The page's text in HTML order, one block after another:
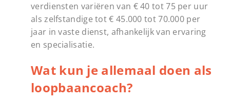
verdiensten variëren van € 40 tot 75 per uur
als zelfstandige tot € 45.000 tot 70.000 per
jaar in vaste dienst, afhankelijk van ervaring
en specialisatie.
Wat kun je allemaal doen als
loopbaancoach?